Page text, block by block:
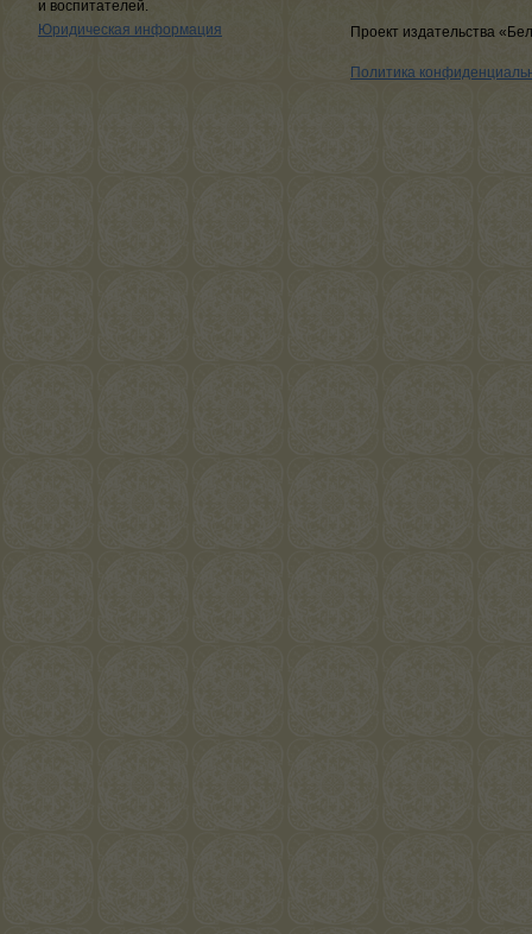
и воспитателей.
Юридическая информация
Проект издательства
Политика